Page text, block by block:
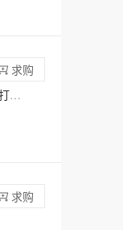
求购
求购